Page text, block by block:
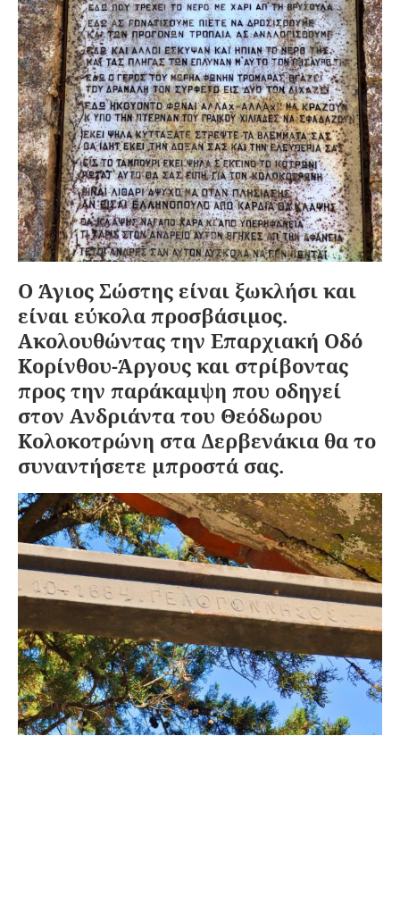
Ο Άγιος Σώστης είναι ξωκλήσι και
είναι εύκολα προσβάσιμος.
Ακολουθώντας την Επαρχιακή Οδό
Κορίνθου-Άργους και στρίβοντας
προς την παράκαμψη που οδηγεί
στον Ανδριάντα του Θεόδωρου
Κολοκοτρώνη στα Δερβενάκια θα το
συναντήσετε μπροστά σας.